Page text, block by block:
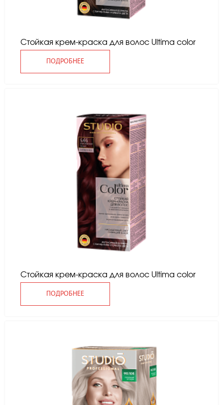
Стойкая крем-краска для волос Ultima color
ПОДРОБНЕЕ
Стойкая крем-краска для волос Ultima color
ПОДРОБНЕЕ